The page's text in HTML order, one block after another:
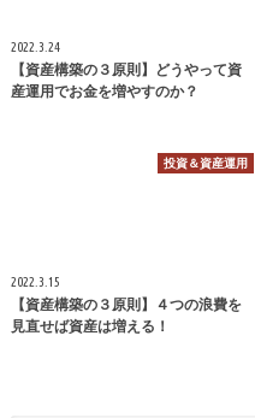
2022.3.24
【資産構築の３原則】どうやって資
産運用でお金を増やすのか？
投資＆資産運用
2022.3.15
【資産構築の３原則】４つの浪費を
見直せば資産は増える！